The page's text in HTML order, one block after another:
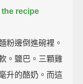
recipe
粉邊倒進碗裡。
。鹽巴。三顆雞
升的酪奶。而這